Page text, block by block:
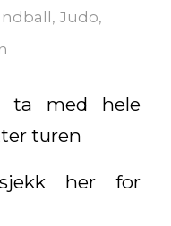
,Judo,
ta med hele
turen
her for